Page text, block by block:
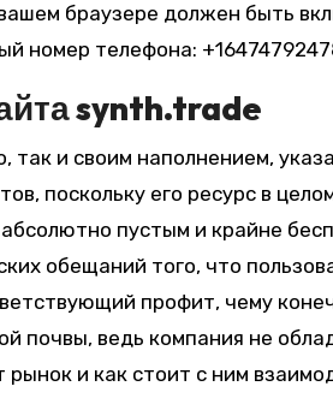
браузере должен быть
номер телефона:
synth.trade
так и своим наполнением,
поскольку его ресурс в
пустым и крайне
обещаний того, что
профит, чему
почвы, ведь компания не
рынок и как стоит с ним